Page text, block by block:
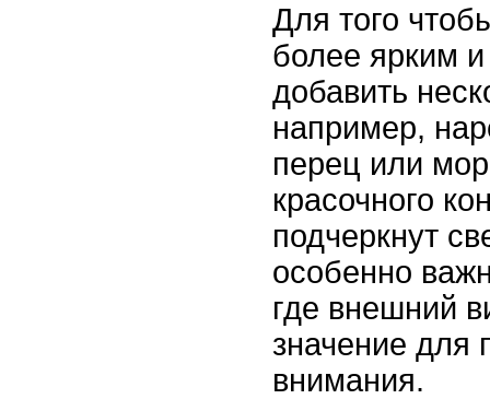
Для того
более ярким
добавить
например,
перец или
красочного
подчеркнут
особенно
где внешний
значение для
внимания.